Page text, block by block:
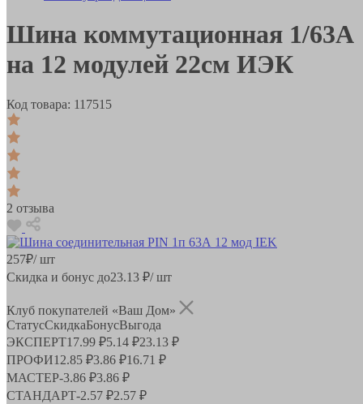
Шина коммутационная 1/63А
на 12 модулей 22см ИЭК
Код товара: 117515
2 отзыва
257₽/ шт
Скидка и бонус до23.13 ₽/ шт
Клуб покупателей «Ваш Дом»
СтатусСкидкаБонусВыгода
ЭКСПЕРТ17.99 ₽5.14 ₽23.13 ₽
ПРОФИ12.85 ₽3.86 ₽16.71 ₽
МАСТЕР-3.86 ₽3.86 ₽
СТАНДАРТ-2.57 ₽2.57 ₽